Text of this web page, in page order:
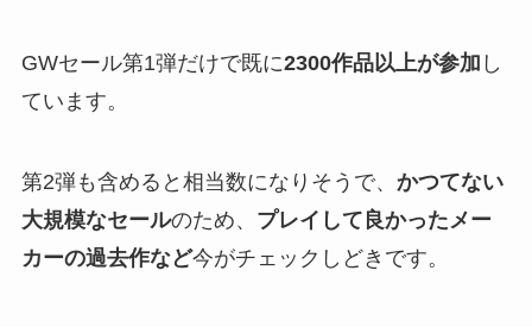
GWセール第1弾だけで既に2300作品以上が参加 し
ています。
第2弾も含めると相当数になりそうで、 かつてない
大規模なセールのため、 プレイして良かったメー
カーの過去作など今がチェックしどきです。